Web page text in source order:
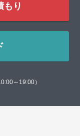
もり
～19:00）